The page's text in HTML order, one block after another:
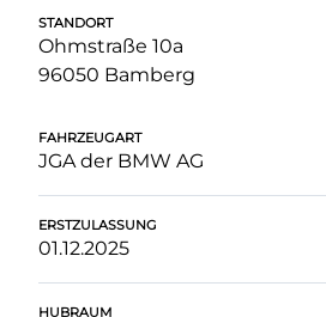
STANDORT
Ohmstraße 10a
96050 Bamberg
FAHRZEUGART
JGA der BMW AG
ERSTZULASSUNG
01.12.2025
HUBRAUM